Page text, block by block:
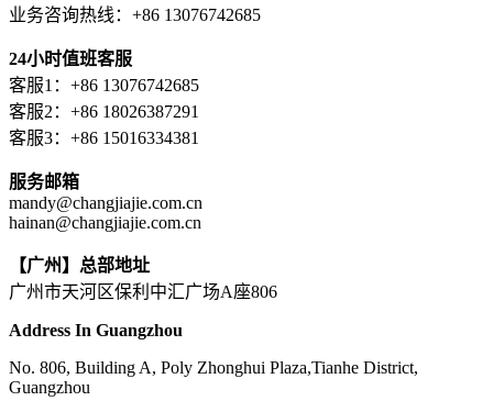
业务咨询热线：+86 13076742685
24小时值班客服
客服1：+86 13076742685
客服2：+86 18026387291
客服3：+86 15016334381
服务邮箱
mandy@changjiajie.com.cn
hainan@changjiajie.com.cn
【广州】总部地址
广州市天河区保利中汇广场A座806
Address In Guangzhou
No. 806, Building A, Poly Zhonghui Plaza,Tianhe District,
Guangzhou